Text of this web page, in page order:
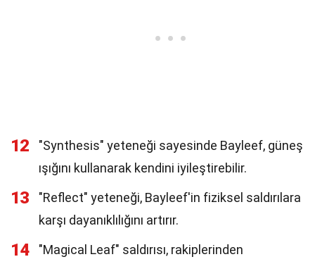
12
"Synthesis" yeteneği sayesinde Bayleef, güneş
ışığını kullanarak kendini iyileştirebilir.
13
"Reflect" yeteneği, Bayleef'in fiziksel saldırılara
karşı dayanıklılığını artırır.
14
"Magical Leaf" saldırısı, rakiplerinden